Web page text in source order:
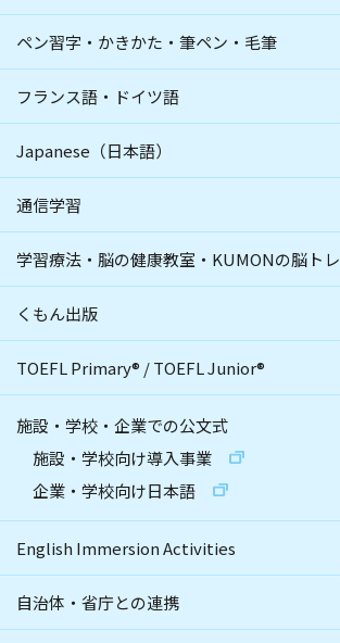
ペン習字・かきかた・筆ペン・毛筆
フランス語・ドイツ語
Japanese（日本語）
通信学習
学習療法・脳の健康教室・KUMONの脳トレ
くもん出版
TOEFL Primary® /TOEFL Junior®
施設・学校・企業での公文式
施設・学校向け導入事業
企業・学校向け日本語
English Immersion Activities
自治体・省庁との連携